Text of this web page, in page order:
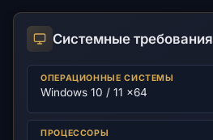
Системные требования
ОПЕРАЦИОННЫЕ СИСТЕМЫ
Windows 10 / 11 x64
ПРОЦЕССОРЫ